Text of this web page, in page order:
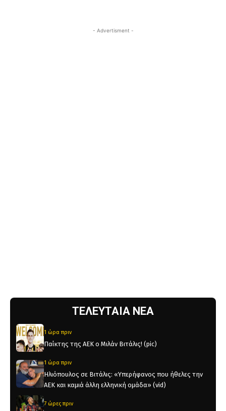
- Advertisment -
ΤΕΛΕΥΤΑΙΑ ΝΕΑ
1 ώρα πριν
Παίκτης της ΑΕΚ ο Μιλάν Βιτάλις! (pic)
1 ώρα πριν
Ηλιόπουλος σε Βιτάλις: «Υπερήφανος που ήθελες την
ΑΕΚ και καμιά άλλη ελληνική ομάδα» (vid)
7 ώρες πριν